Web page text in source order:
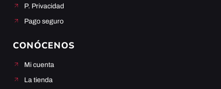
P. Privacidad
Pago seguro
CONÓCENOS
Mi cuenta
La tienda